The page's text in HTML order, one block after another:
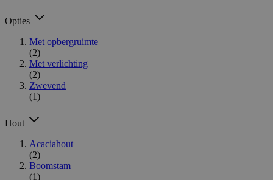
Opties
Met opbergruimte
(2)
Met verlichting
(2)
Zwevend
(1)
Hout
Acaciahout
(2)
Boomstam
(1)